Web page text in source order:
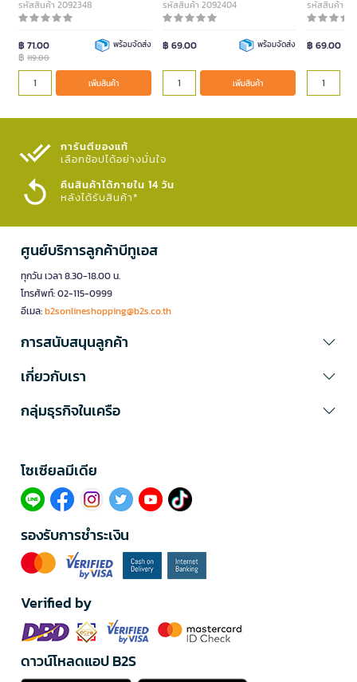
รหัสสินค้า 2092348
฿ 71.00
฿ 119.00
พร้อมจัดส่ง
เพิ่มสินค้า
รหัสสินค้า 2092404
฿ 69.00 พร้อมจัดส่ง
เพิ่มสินค้า
รหัสสินค้า
฿ 69.00
การันตีของแท้
เลือกช้อปได้อย่างมั่นใจ​
คืนสินค้าได้ภายใน 14 วัน
หลังได้รับสินค้า*
ศูนย์บริการลูกค้าบีทูเอส
ทุกวัน เวลา 8.30-18.00 น.
โทรศัพท์: 02-115-0999
อีเมล:b2sonlineshopping@b2s.co.th
การสนับสนุนลูกค้า
เกี่ยวกับเรา
กลุ่มธุรกิจในเครือ
โซเซียลมีเดีย​
รองรับการชำระเงิน
Verified by
ดาวน์โหลดแอป B2S